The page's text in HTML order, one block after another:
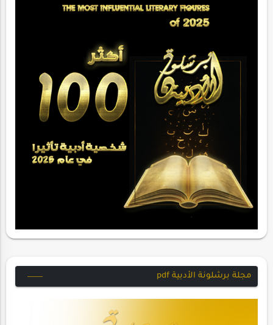
مجلة برشلونة الأدبية pdf